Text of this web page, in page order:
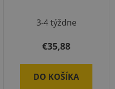
hodnotenie
produktu
5,0
z
3-4 týždne
€35,88
DO KOŠÍKA